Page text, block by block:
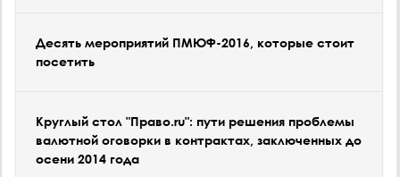
Десять мероприятий ПМЮФ-2016, которые стоит
посетить
Круглый стол "Право.ru": пути решения проблемы
валютной оговорки в контрактах, заключенных до
осени 2014 года